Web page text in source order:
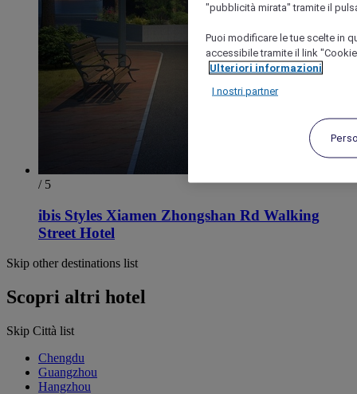
/ 5
ibis Styles Xiamen Zhongshan Rd Walking
Street Hotel
Skip other destinations list
Scopri altri hotel
Skip Città list
Chengdu
Guangzhou
Hangzhou
"pubblicità mirata" tramite il
Puoi modificare le tue scelte in
accessibile tramite il link
Ulteriori informazioni
I nostri partner